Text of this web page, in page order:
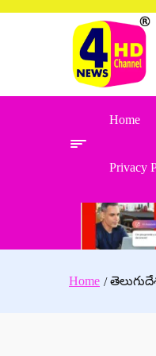
Home
Privacy
Home